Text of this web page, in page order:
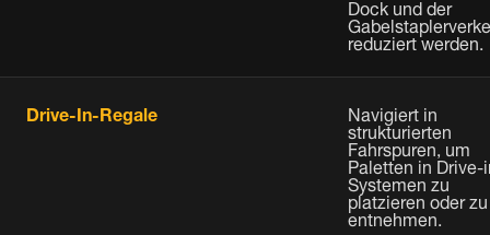
reduziert werden.
Drive-In-Regale Navigiert in
strukturierten
Fahrspuren, um
Paletten in
Systemen zu
platzieren oder zu
entnehmen.